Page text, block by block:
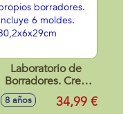
Laboratorio de
Borradores. Crea
tus propios
borradores. Incluye
8 años 34,99 €